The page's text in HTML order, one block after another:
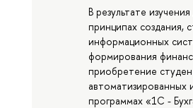
В результате
принципах создания,
информационных
формирования
приобретение
автоматизированных
программах «1С -